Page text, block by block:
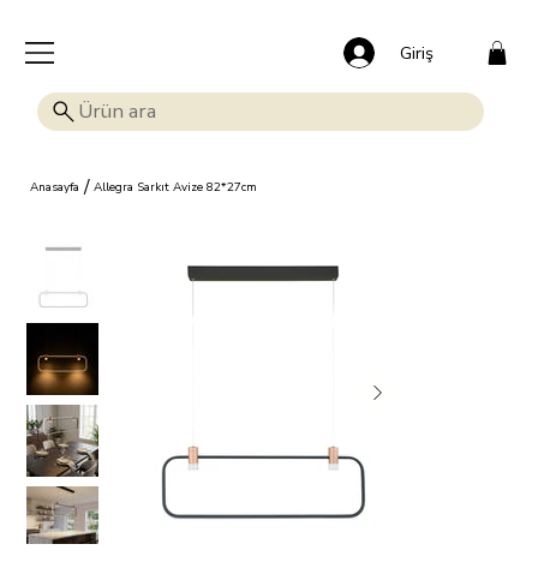
Giriş
Anasayfa / Allegra Sarkıt Avize 82*27cm